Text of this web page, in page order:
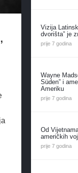
Vizija
dvorišta” je
prije 7 godina
Wayne
Süden” i
Ameriku
prije 7 godina
Od
američkih
prije 7 godina